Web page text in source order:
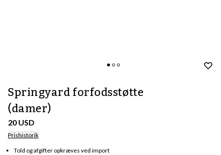
Springyard forfodsstøtte
(damer)
20 USD
Prishistorik
Told og afgifter opkræves ved import